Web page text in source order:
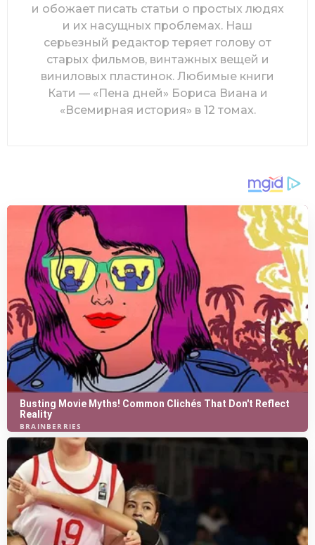
и обожает писать статьи о простых людях
и их насущных проблемах. Наш
серьезный редактор теряет голову от
старых фильмов, винтажных вещей и
виниловых пластинок. Любимые книги
Кати — «Пена дней» Бориса Виана и
«Всемирная история» в 12 томах.